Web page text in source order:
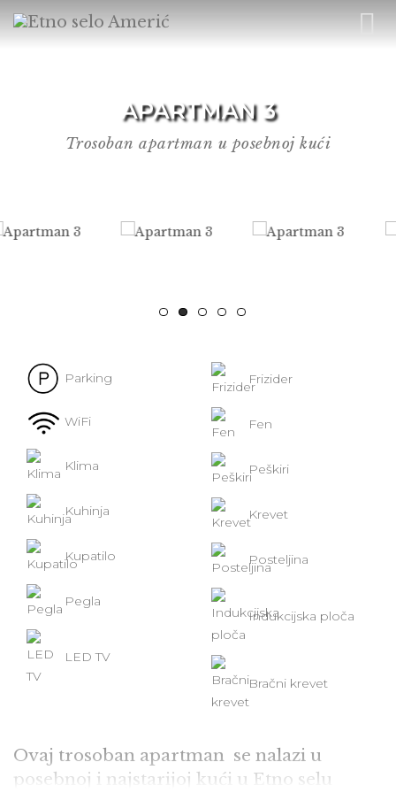
APARTMAN 3
Trosoban apartman u posebnoj kući
Parking
WiFi
Klima
Kuhinja
Kupatilo
Pegla
LED TV
Frizider
Fen
Peškiri
Krevet
Posteljina
Indukcijska ploča
Bračni krevet
Ovaj trosoban apartman se nalazi u
posebnoj i najstarijoj kući u Etno selu